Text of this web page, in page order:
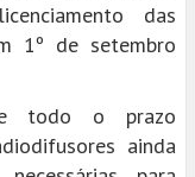
das
1º de setembro
todo o prazo
ainda